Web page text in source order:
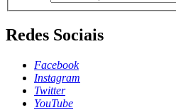
Redes Sociais
Facebook
Instagram
Twitter
YouTube